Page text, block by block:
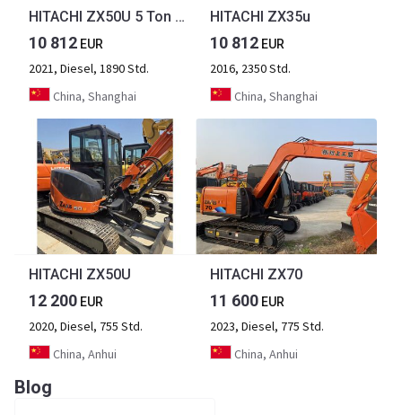
HITACHI ZX50U 5 Ton Excavator with CE
10 812 EUR
2021, Diesel, 1890 Std.
China, Shanghai
HITACHI ZX35u
10 812 EUR
2016, 2350 Std.
China, Shanghai
HITACHI ZX50U
12 200 EUR
2020, Diesel, 755 Std.
China, Anhui
HITACHI ZX70
11 600 EUR
2023, Diesel, 775 Std.
China, Anhui
Blog